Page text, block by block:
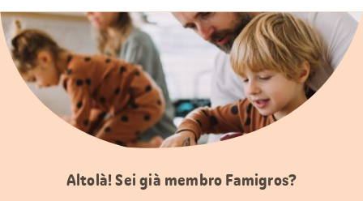
Altolà! Sei già membro Famigros?